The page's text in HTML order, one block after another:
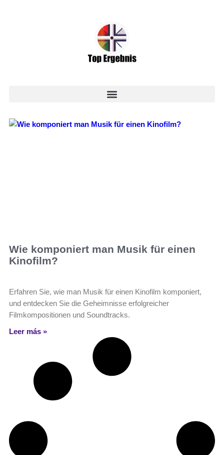
Wie komponiert man Musik für einen
Kinofilm?
Erfahren Sie, wie man Musik für einen Kinofilm komponiert,
und entdecken Sie die Geheimnisse erfolgreicher
Filmkompositionen und Soundtracks.
Leer más »